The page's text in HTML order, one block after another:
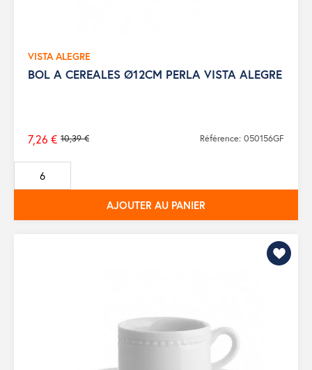
VISTA ALEGRE
BOL A CEREALES Ø12CM PERLA VISTA ALEGRE
Prix
de
base
10,39 €
7,26 € Référence: 050156GF
AJOUTER AU PANIER